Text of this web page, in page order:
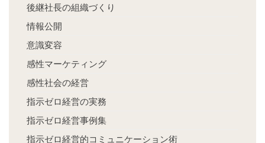
後継社長の組織づくり
情報公開
意識変容
感性マーケティング
感性社会の経営
指示ゼロ経営の実務
指示ゼロ経営事例集
指示ゼロ経営的コミュニケーション術